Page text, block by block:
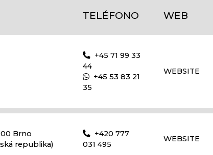
TELÉFONO WEB
+45 71 99 33
44
+45 53 83 21
35
WEBSITE
Brno
republika)
+420 777
031 495
WEBSITE